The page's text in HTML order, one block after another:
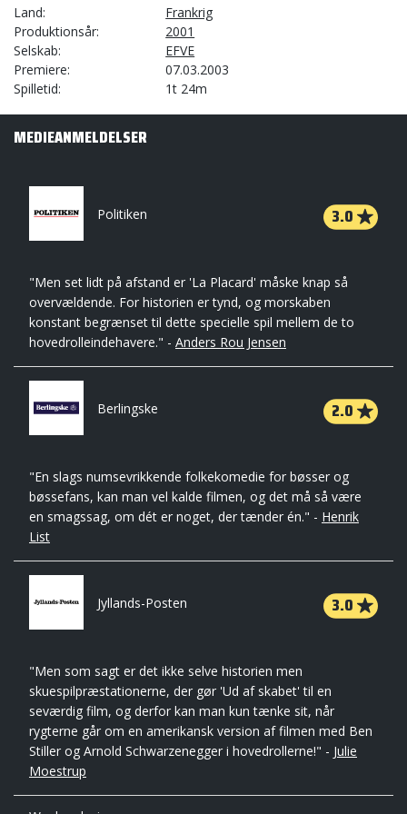
Land
Frankrig
Produktionsår
2001
Selskab
EFVE
Premiere
07.03.2003
Spilletid
1t 24m
MEDIEANMELDELSER
Politiken 3.0
"Men set lidt på afstand er 'La Placard' måske knap så
overvældende. For historien er tynd, og morskaben
konstant begrænset til dette specielle spil mellem de to
hovedrolleindehavere." - Anders Rou Jensen
Berlingske 2.0
"En slags numsevrikkende folkekomedie for bøsser og
bøssefans, kan man vel kalde filmen, og det må så være
en smagssag, om dét er noget, der tænder én." - Henrik
List
Jyllands-Posten 3.0
"Men som sagt er det ikke selve historien men
skuespilpræstationerne, der gør 'Ud af skabet' til en
seværdig film, og derfor kan man kun tænke sit, når
rygterne går om en amerikansk version af filmen med Ben
Stiller og Arnold Schwarzenegger i hovedrollerne!" - Julie
Moestrup